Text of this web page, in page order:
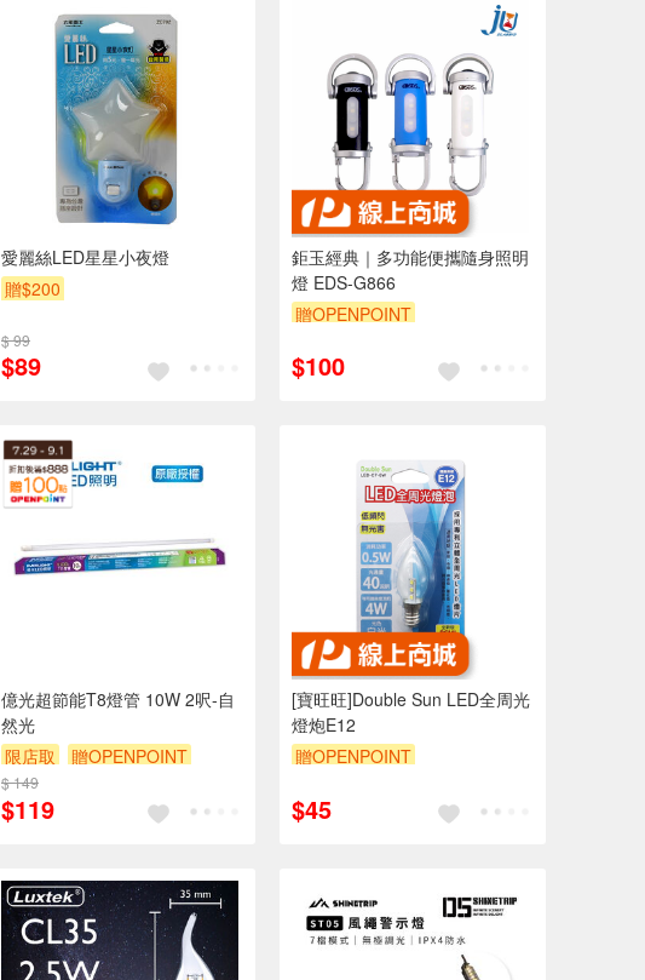
愛麗絲LED星星小夜燈
贈$200
$ 99
$89
鉅玉經典｜多功能便攜隨身照明
燈 EDS-G866
贈OPENPOINT
$100
億光超節能T8燈管 10W 2呎-自
然光
限店取
贈OPENPOINT
贈$200
$ 149
$119
[寶旺旺]Double Sun LED全周光
燈炮E12
贈OPENPOINT
$45